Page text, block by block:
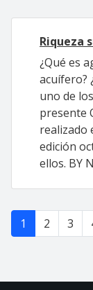
Riqueza
¿Qué es
acuífero?
uno de
presente
realizado
edición
ellos. BY
Paginación
1 2 3